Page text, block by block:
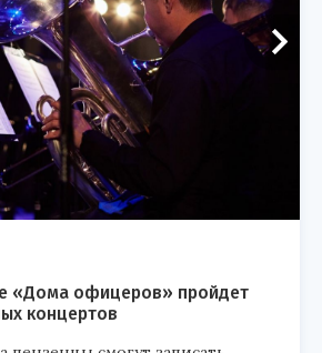
«Дома офицеров» пройдет
концертов